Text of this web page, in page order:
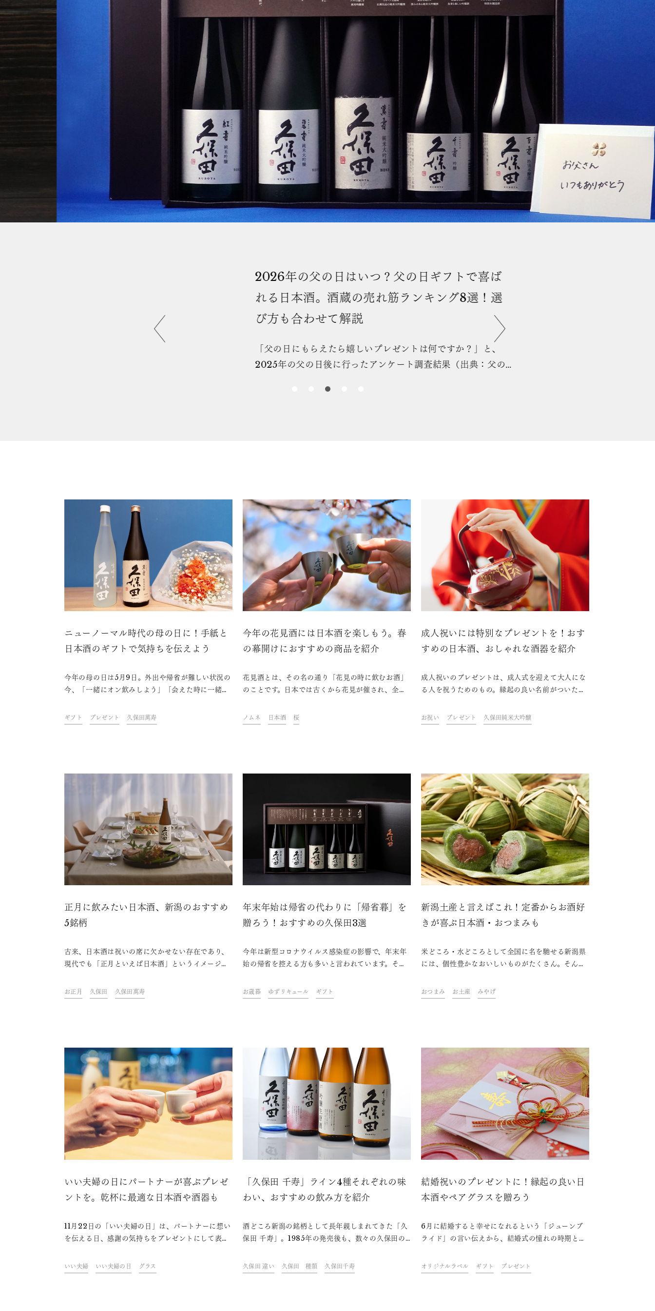
2026年の父の日はいつ？父の日ギフトで喜ば
れる日本酒。酒蔵の売れ筋ランキング8選！選
び方も合わせて解説
「父の日にもらえたら嬉しいプレゼントは何ですか？」と、
2025年の父の日後に行ったアンケート調査結果（出典：父の
ニューノーマル時代の母の日に！手紙と
日本酒のギフトで気持ちを伝えよう
今年の母の日は5月9日。外出や帰省が難しい状況の
今、「一緒にオン飲みしよう」「会えた時に一緒に
ってみませんか？思うように会えないからこそ、ひ
と手間かけて想いを伝えるチャンスです！簡単で素
ギフト プレゼント 久保田萬寿
今年の花見酒には日本酒を楽しもう。春
の幕開けにおすすめの商品を紹介
花見酒とは、その名の通り「花見の時に飲むお酒」
のことです。日本では古くから花見が催され、全国
り、花見酒は日本人となじみ深い存在なのです。こ
の記事では花見の歴史と花見酒の始まり、花見酒に
ノムネ 日本酒 桜
成人祝いには特別なプレゼントを！おす
すめの日本酒、おしゃれな酒器を紹介
成人祝いのプレゼントは、成人式を迎えて大人にな
る人を祝うためのもの。縁起の良い名前がついた日
な日のプレゼントに最適です。この記事では成人祝
いとして贈るプレゼントの相場や、成人祝いにふさ
お祝い プレゼント 久保田純米大吟醸
正月に飲みたい日本酒、新潟のおすすめ
5銘柄
古来、日本酒は祝いの席に欠かせない存在であり、
現代でも「正月といえば日本酒」というイメージが
であるお屠蘇や樽酒の解説を進めていきます。ま
た、正月にぴったりの新潟の日本酒や、自宅ででき
お正月 久保田 久保田萬寿
年末年始は帰省の代わりに「帰省暮」を
贈ろう！おすすめの久保田3選
今年は新型コロナウイルス感染症の影響で、年末年
始の帰省を控える方も多いと言われています。そこ
贈り物をする「帰省暮」です。そんな帰省暮におす
すめの「久保田」をご紹介します。
お歳暮 ゆずリキュール ギフト
新潟土産と言えばこれ！定番からお酒好
きが喜ぶ日本酒・おつまみも
米どころ・水どころとして全国に名を馳せる新潟県
には、個性豊かなおいしいものがたくさん。そんな
どが有名ですが、ほかにも限定のお菓子や地元の人
から愛される人気の商品があります。この記事では
おつまみ お土産 みやげ
いい夫婦の日にパートナーが喜ぶプレゼ
ントを。乾杯に最適な日本酒や酒器も
11月22日の「いい夫婦の日」は、パートナーに想い
を伝える日、感謝の気持ちをプレゼントにして表現
合は、パートナーが喜ぶものを選びたいところで
す。本記事では、いい夫婦の日の成り立ちや過ごし
いい夫婦 いい夫婦の日 グラス
「久保田 千寿」ライン4種それぞれの味
わい、おすすめの飲み方を紹介
酒どころ新潟の銘柄として長年親しまれてきた「久
保田 千寿」。1985年の発売後も、数々の久保田の
千寿 秋あがり」がラインアップに加わりました。全
4種の「久保田 千寿」ラインの味わい、おすすめの
久保田 違い 久保田 種類 久保田千寿
結婚祝いのプレゼントに！縁起の良い日
本酒やペアグラスを贈ろう
6月に結婚すると幸せになれるという「ジューンブ
ライド」の言い伝えから、結婚式の憧れの時期と言
トには、古来から縁起物とされ、祝い事や神事など
で定番の日本酒がぴったりです。この記事では、結
オリジナルラベル ギフト プレゼント